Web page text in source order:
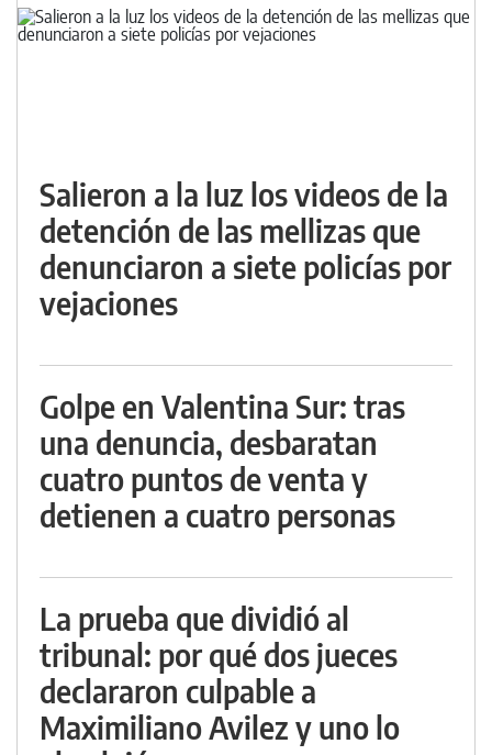
Salieron a la luz los videos de la
detención de las mellizas que
denunciaron a siete policías por
vejaciones
Golpe en Valentina Sur: tras
una denuncia, desbaratan
cuatro puntos de venta y
detienen a cuatro personas
La prueba que dividió al
tribunal: por qué dos jueces
declararon culpable a
Maximiliano Avilez y uno lo